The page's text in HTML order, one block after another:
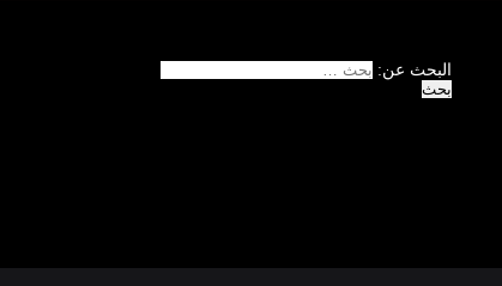
البحث عن: